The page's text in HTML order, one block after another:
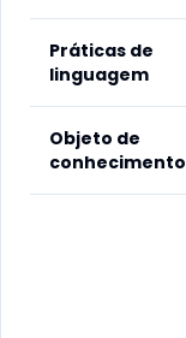
Práticas de
linguagem
Objeto de
conhecimento